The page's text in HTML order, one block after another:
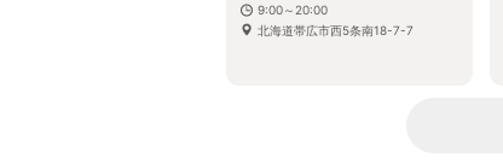
9:00～20:00
北海道帯広市西5条南18-7-7